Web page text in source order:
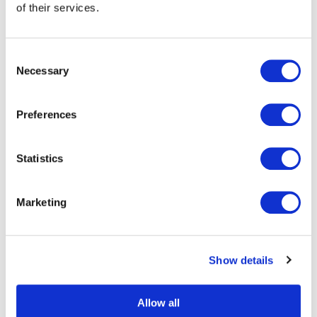
of their services.
Selection
Necessary
Preferences
Statistics
Marketing
Show details
Allow all
unserem Streuplan-Service
Verteilgebiet auswählen, um